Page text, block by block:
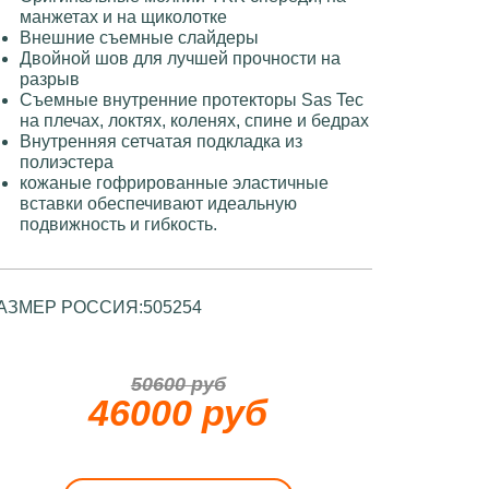
манжетах и ​​на щиколотке
Внешние съемные слайдеры
Двойной шов для лучшей прочности на
разрыв
Съемные внутренние протекторы Sas Tec
на плечах, локтях, коленях, спине и бедрах
Внутренняя сетчатая подкладка из
полиэстера
кожаные гофрированные эластичные
вставки обеспечивают идеальную
подвижность и гибкость.
РОССИЯ:505254
50600 руб
46000 руб